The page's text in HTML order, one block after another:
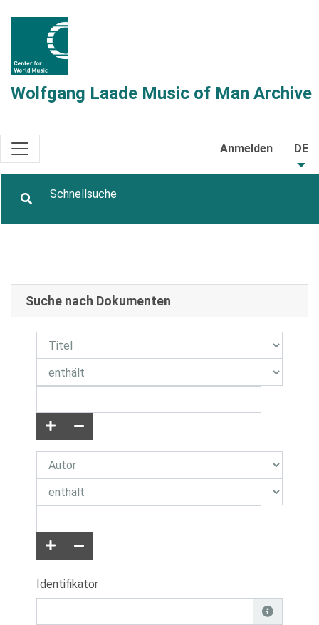
Wolfgang Laade Music of Man Archive
Anmelden DE
Suche nach Dokumenten
Identifikator